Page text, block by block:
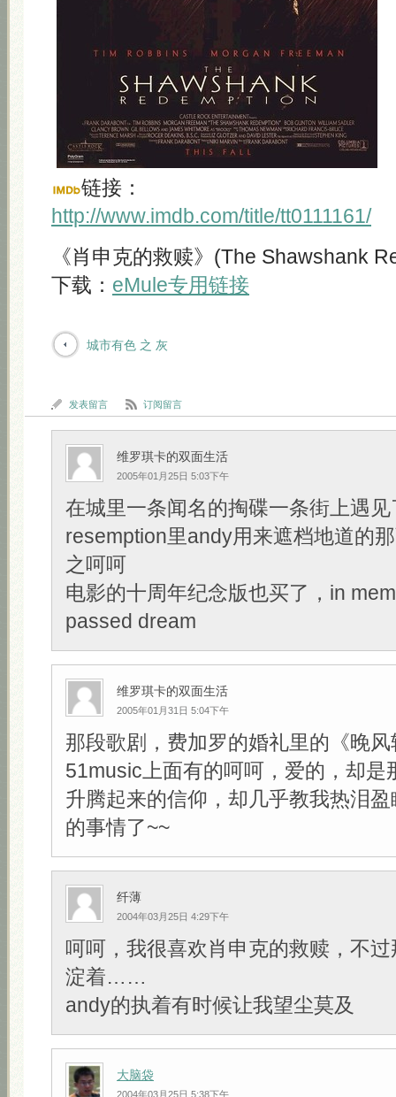
链接：
http://www.imdb.com/title/tt0111161/
《肖申克的救赎》(The Shawshank
下载： eMule专用链接
城市有色 之 灰
发表留言 订阅留言
维罗琪卡的双面生活
2005年01月25日 5:03下午
在城里一条闻名的掏碟一条街上遇见
resemption里andy用来遮档地道的
之呵呵
电影的十周年纪念版也买了，in
passed dream
维罗琪卡的双面生活
2005年01月31日 5:04下午
那段歌剧，费加罗的婚礼里的《晚
51music上面有的呵呵，爱的，却是
升腾起来的信仰，却几乎教我热泪
的事情了~~
纤薄
2004年03月25日 4:29下午
呵呵，我很喜欢肖申克的救赎，不
淀着……
andy的执着有时候让我望尘莫及
大脑袋
2004年03月25日 5:38下午